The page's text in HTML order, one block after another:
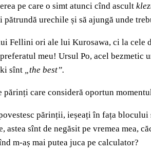
pe care o simt atunci cînd ascult
pătrundă urechile și să ajungă unde
Fellini ori ale lui Kurosawa, ci la cele
meu! Ursul Po, acel
sînt „the best”.
care consideră oportun
părinții, ieșeați în fața
sînt de negăsit pe vremea mea,
m-aș mai putea juca pe calculator?